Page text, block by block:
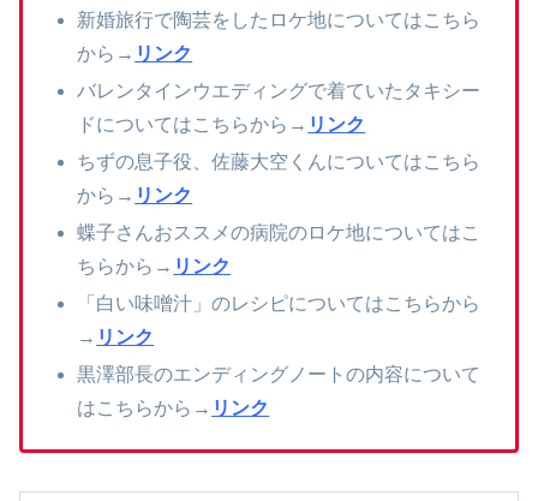
新婚旅行で陶芸をしたロケ地についてはこちら
から→ リンク
バレンタインウエディングで着ていたタキシー
ドについてはこちらから→ リンク
ちずの息子役、佐藤大空くんについてはこちら
から→ リンク
蝶子さんおススメの病院のロケ地についてはこ
ちらから→ リンク
「白い味噌汁」のレシピについてはこちらから
→ リンク
黒澤部長のエンディングノートの内容について
はこちらから→ リンク